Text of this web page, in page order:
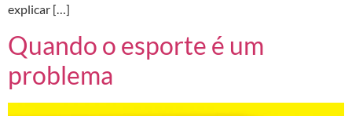
explicar […]
Quando o esporte é um
problema